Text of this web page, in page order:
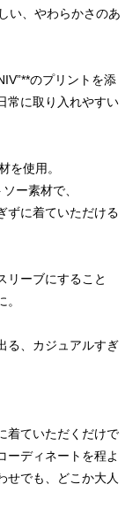
い、やわらかさのあ
のプリントを添
常に取り入れやすい
を使用。
ー素材で、
ずに着ていただける
リーブにすること
る、カジュアルすぎ
着ていただくだけで
ーディネートを程よ
せでも、どこか大人